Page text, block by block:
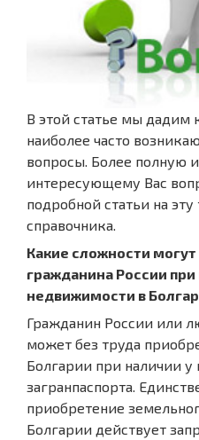
В этой статье мы дадим
наиболее часто
вопросы. Более полную
интересующему Вас
подробной статьи на
справочника.
Какие сложности могут
гражданина России
недвижимости в
Гражданин России или
может без труда
Болгарии при наличии
загранпаспорта.
приобретение
Болгарии действует